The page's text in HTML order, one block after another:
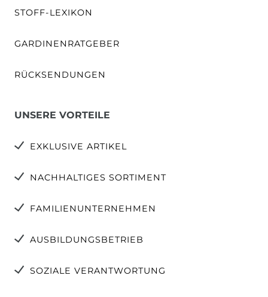
STOFF-LEXIKON
GARDINENRATGEBER
RÜCKSENDUNGEN
UNSERE VORTEILE
EXKLUSIVE ARTIKEL
NACHHALTIGES SORTIMENT
FAMILIENUNTERNEHMEN
AUSBILDUNGSBETRIEB
SOZIALE VERANTWORTUNG